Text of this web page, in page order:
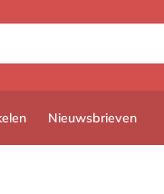
Nieuwsbrieven